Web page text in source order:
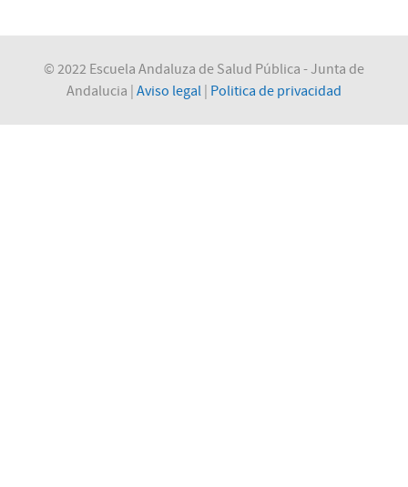
© 2022 Escuela Andaluza de Salud Pública - Junta de
Andalucia | Aviso legal | Politica de privacidad